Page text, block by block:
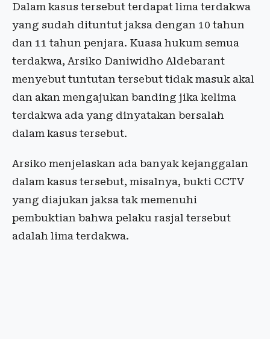
Dalam kasus tersebut terdapat lima terdakwa
yang sudah dituntut jaksa dengan 10 tahun
dan 11 tahun penjara. Kuasa hukum semua
terdakwa, Arsiko Daniwidho Aldebarant
menyebut tuntutan tersebut tidak masuk akal
dan akan mengajukan banding jika kelima
terdakwa ada yang dinyatakan bersalah
dalam kasus tersebut.
Arsiko menjelaskan ada banyak kejanggalan
dalam kasus tersebut, misalnya, bukti CCTV
yang diajukan jaksa tak memenuhi
pembuktian bahwa pelaku rasjal tersebut
adalah lima terdakwa.